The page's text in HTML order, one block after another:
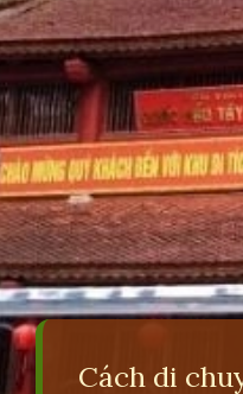
Cách di